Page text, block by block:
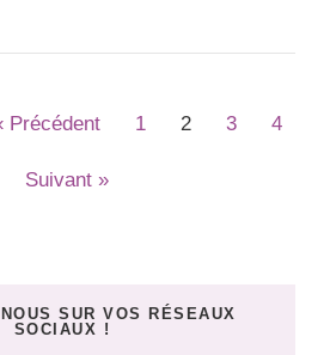
Précédent 1 2 3 4
Suivant »
SUR VOS RÉSEAUX
SOCIAUX !